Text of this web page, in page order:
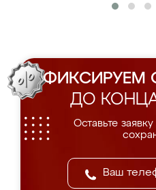
ФИКСИРУЕМ
ДО
Оставьте